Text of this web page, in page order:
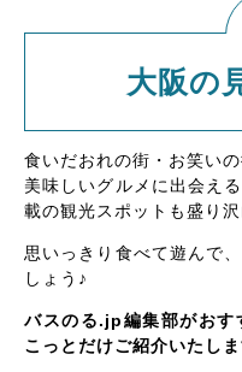
大阪の
食いだおれの街・お笑いの
美味しいグルメに出会え
載の観光スポットも盛り沢
思いっきり食べて遊んで
しょう♪
バスのる.jp編集部がおす
こっとだけご紹介いたしま